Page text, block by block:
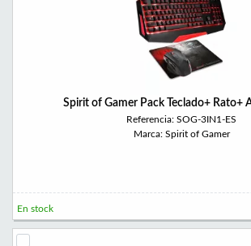
Spirit of Gamer Pack Teclado+ Rato+
Referencia: SOG-3IN1-ES
Marca: Spirit of Gamer
En stock